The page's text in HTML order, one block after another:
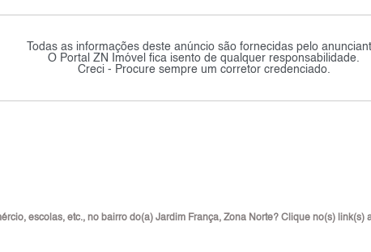
Todas as informações deste anúncio são fornecidas pelo
O Portal ZN Imóvel fica isento de qualquer responsabilidade.
Creci - Procure sempre um corretor credenciado.
escolas, etc., no bairro do(a) Jardim França, Zona Norte? Clique no(s) link(s)